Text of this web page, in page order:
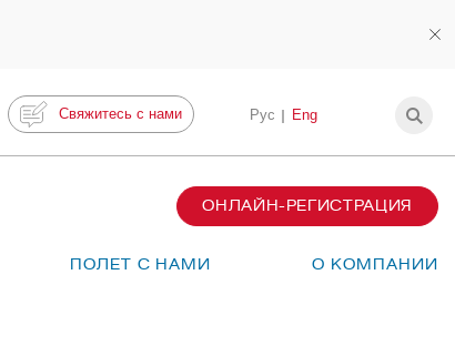
Свяжитесь с нами Рус Eng
ОНЛАЙН-РЕГИСТРАЦИЯ
ПОЛЕТ С НАМИ О КОМПАНИИ